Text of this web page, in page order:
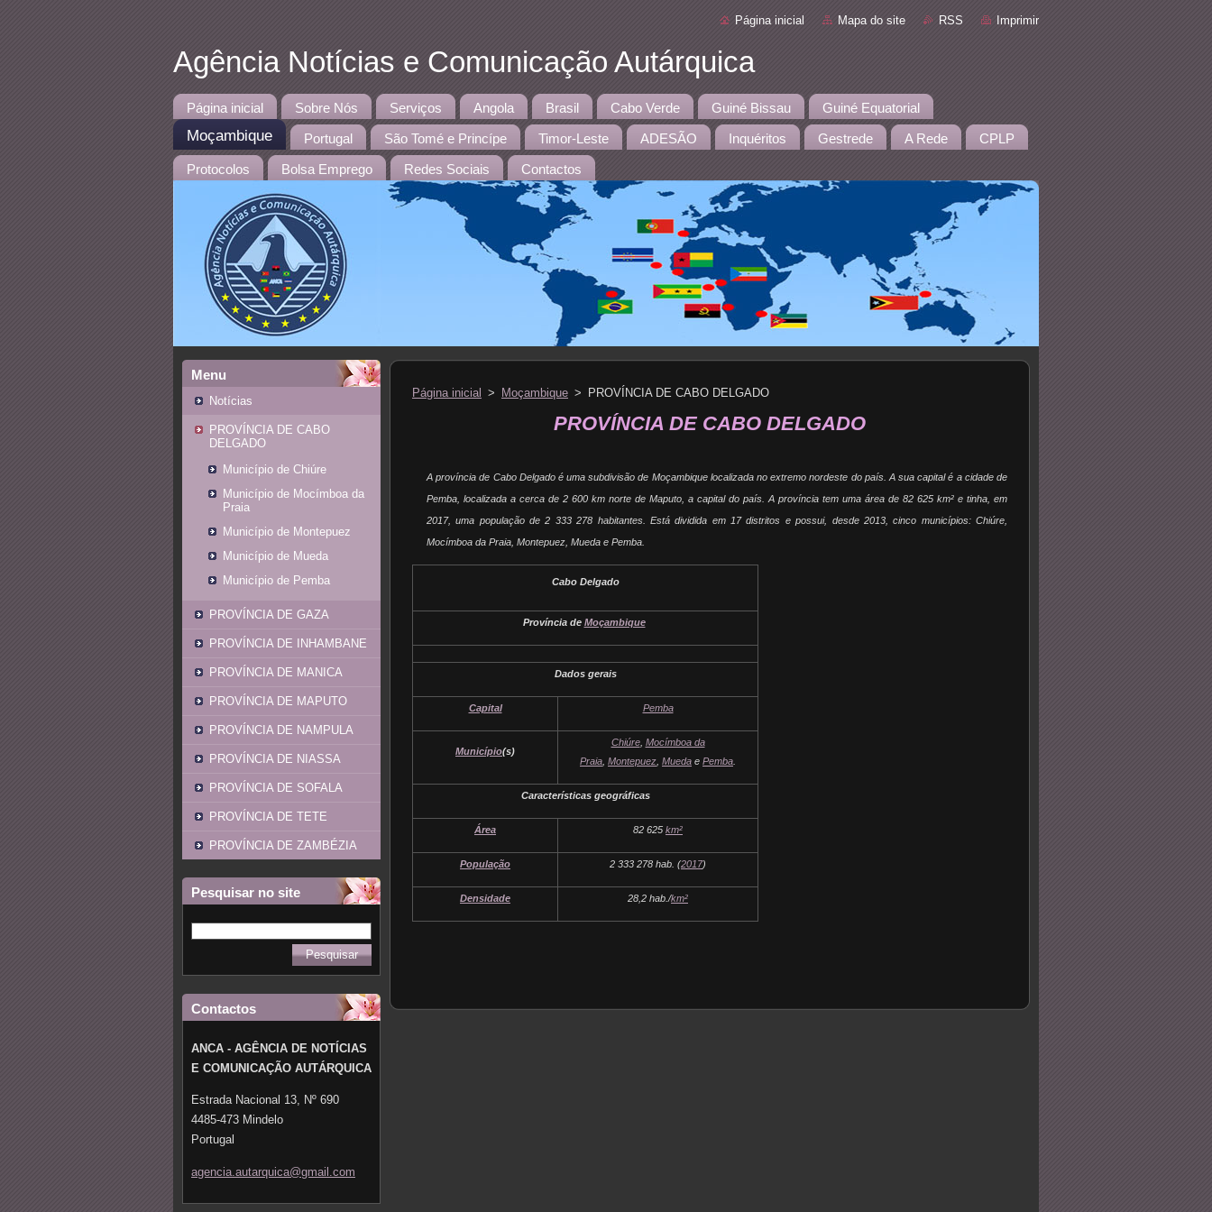
Página inicial Mapa do site RSS Imprimir
Agência Notícias e Comunicação Autárquica
Página inicial Sobre Nós Serviços Angola Brasil Cabo Verde Guiné Bissau Guiné Equatorial
Moçambique Portugal São Tomé e Princípe Timor-Leste ADESÃO Inquéritos Gestrede A Rede CPLP
Protocolos Bolsa Emprego Redes Sociais Contactos
Menu
Notícias
PROVÍNCIA DE CABO
DELGADO
Município de Chiúre
Município de Mocímboa da
Praia
Município de Montepuez
Município de Mueda
Município de Pemba
PROVÍNCIA DE GAZA
PROVÍNCIA DE INHAMBANE
PROVÍNCIA DE MANICA
PROVÍNCIA DE MAPUTO
PROVÍNCIA DE NAMPULA
PROVÍNCIA DE NIASSA
PROVÍNCIA DE SOFALA
PROVÍNCIA DE TETE
PROVÍNCIA DE ZAMBÉZIA
Pesquisar no site
Contactos
ANCA - AGÊNCIA DE NOTÍCIAS
E COMUNICAÇÃO AUTÁRQUICA
Estrada Nacional 13, Nº 690
4485-473 Mindelo
Portugal
agencia. autarquica@gmail .com
Página inicial > Moçambique > PROVÍNCIA DE CABO DELGADO
PROVÍNCIA DE CABO DELGADO
A província de Cabo Delgado é uma subdivisão de Moçambique localizada no extremo nordeste do país. A sua capital é a cidade de
Pemba, localizada a cerca de 2 600 km norte de Maputo, a capital do país. A província tem uma área de 82 625 km² e tinha, em
2017, uma população de 2 333 278 habitantes. Está dividida em 17 distritos e possui, desde 2013, cinco municípios: Chiúre,
Mocímboa da Praia, Montepuez, Mueda e Pemba.
Cabo Delgado
Província de Moçambique
Dados gerais
Capital Pemba
Município(s)
Chiúre, Mocímboa da
Praia Montepuez Mueda e Pemba
Características geográficas
Área 82 625 km²
População 2 333 278 hab. (2017)
Densidade 28,2 hab./km²